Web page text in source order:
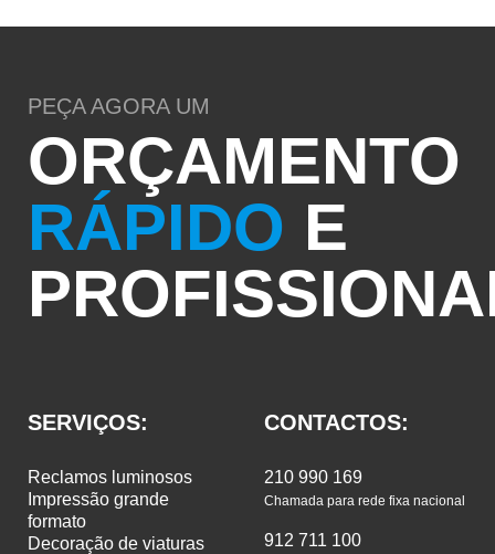
PEÇA AGORA UM
ORÇAMENTO
RÁPIDO E
SERVIÇOS:
reclamos luminosos
formato
decoração de viaturas
CONTACTOS:
210 990 169
Chamada para rede fixa nacional
912 711 100